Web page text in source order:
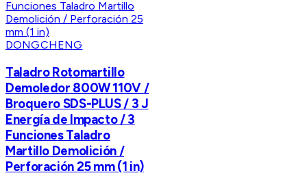
DONGCHENG
Taladro Rotomartillo
Demoledor 800W 110V /
Broquero SDS-PLUS / 3 J
Energía de Impacto / 3
Funciones Taladro
Martillo Demolición /
Perforación 25 mm (1 in)